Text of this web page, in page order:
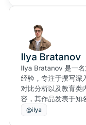
Ilya Bratanov
Ilya Bratanov 是一
经验，专注于撰写深
对比分析以及教育类
容，其作品发表于知
@ilya